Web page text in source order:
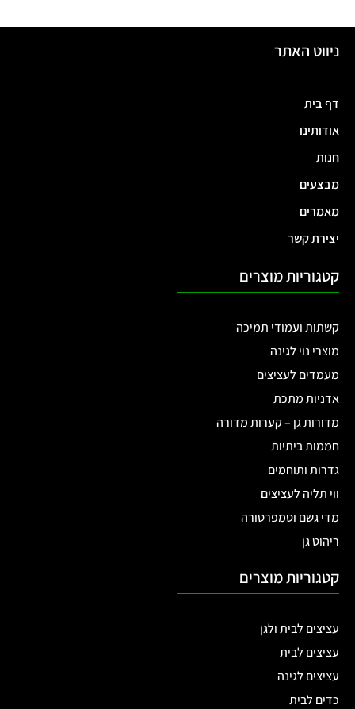
ניווט האתר
דף בית
אודותינו
חנות
מבצעים
מאמרים
יצירת קשר
קטגוריות מוצרים
קשתות ועמודי תמיכה
מוצרי נוי לגינה
מעמדים לעציצים
אדניות מתכת
מדורות גן – קערות מדורה
חממות ביתיות
גדרות ותוחמים
ווי תליה לעציצים
מדי גשם וטמפרטורה
ריהוט גן
קטגוריות מוצרים
עציצים לבית ולגן
עציצים לבית
עציצים לגינה
כדים לבית